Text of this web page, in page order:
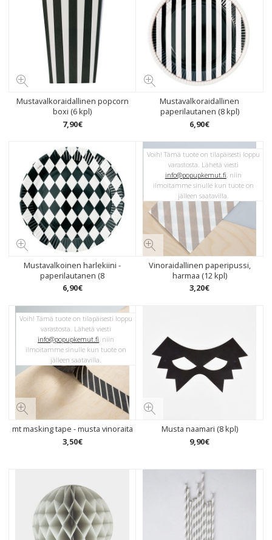
Mustavalkoraidallinen popcorn
boxi (6 kpl)
7,90€
Mustavalkoraidallinen
paperilautanen (8 kpl)
6,90€
Mustavalkoinen harlekiini -
paperilautanen (8
6,90€
Vinoraidallinen paperipussi,
harmaa (12 kpl)
3,20€
Voih! Tämä tuote on tilapäisesti loppu
varastosta. Lähetä viesti
info@popupkemut.fi, niin
ilmoitamme sinulle kun tuote on
jälleen saatavilla.
mt masking tape - musta vinoraita
3,50€
Voih! Tämä tuote on tilapäisesti loppu
varastosta. Lähetä viesti
info@popupkemut.fi, niin
ilmoitamme sinulle kun tuote on
jälleen saatavilla.
Musta naamari (8 kpl)
9,90€